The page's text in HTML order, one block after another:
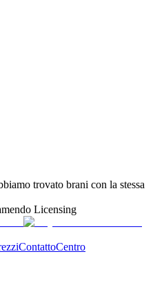
trovato brani con la stessa
Licensing
ContattoCentro